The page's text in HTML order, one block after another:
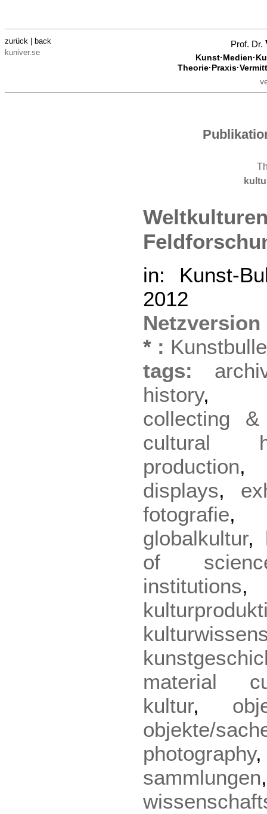
zurück | back
kuniver.se
Prof. Dr.
in: Kunst-
2012
Netzversion
* :
tags:
history
collecting &
cultural
production
displays,
fotografie
globalkultur,
of
institutions
material
kultur,
objekte/
photography
sammlungen